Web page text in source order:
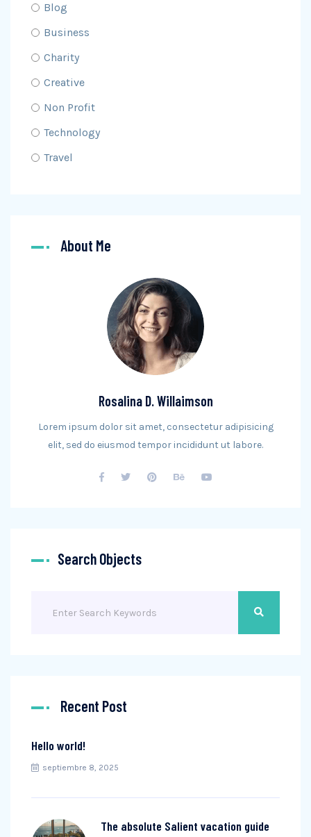
Blog
Business
Charity
Creative
Non Profit
Technology
Travel
About Me
Rosalina D. Willaimson
Lorem ipsum dolor sit amet, consectetur adipisicing
elit, sed do eiusmod tempor incididunt ut labore.
Search Objects
Recent Post
Hello world!
septiembre 8, 2025
The absolute Salient vacation guide